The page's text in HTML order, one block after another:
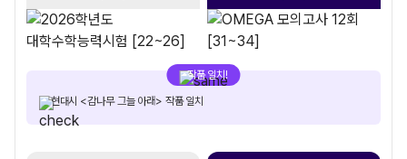
현대시 <감나무 그늘 아래> 작품 일치
작품 일치!